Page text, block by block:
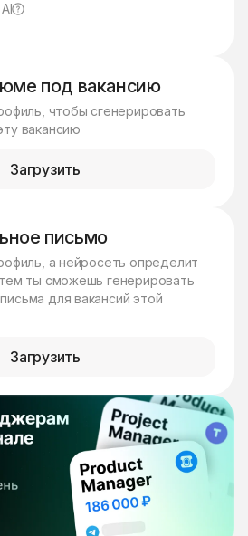
под вакансию
чтобы сгенерировать
вакансию
Загрузить
письмо
а нейросеть определит
ты сможешь генерировать
для вакансий этой
Загрузить